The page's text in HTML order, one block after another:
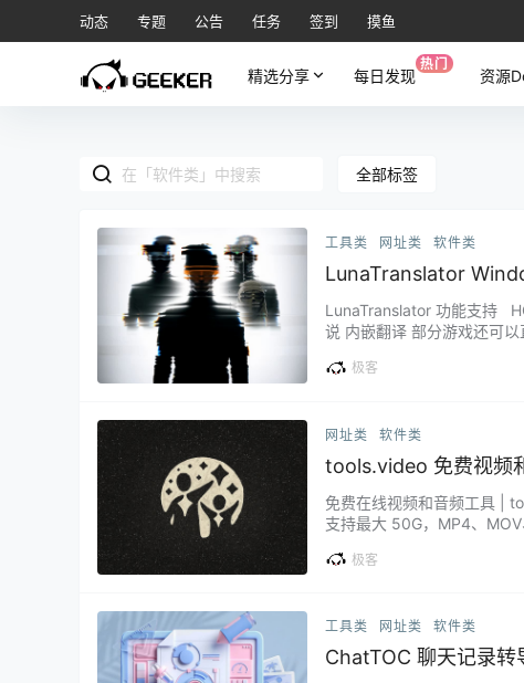
动态 专题 公告 任务 签到 摸鱼
精选分享 每日发现
热门
资源
全部标签
工具类 网址类 软件类
LunaTranslator
Snapzy 截图
LunaTranslator 功能支持
说 内嵌翻译 部分游戏还可
他在线&离线OCR引擎，以
极客
网址类 软件类
tools.video 免费视频
videocompressors
免费在线视频和音频工具 |
支持最大 50G，MP4、
视频滤镜，截图，倒放，添
极客
工具类 网址类 软件类